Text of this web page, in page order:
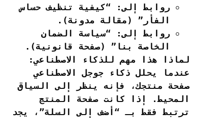
روابط إلى:
“كيفية تنظيف حساس
الفأر” (مقالة مدونة).
روابط إلى:
“سياسة الضمان
الخاصة بنا” (صفحة قانونية).
لماذا هذا مهم للذكاء الاصطناعي:
عندما يحلل ذكاء جوجل الاصطناعي
صفحة منتجك، فإنه ينظر إلى السياق
المحيط. إذا كانت صفحة المنتج
ترتبط فقط بـ “أضف إلى السلة”، يجد